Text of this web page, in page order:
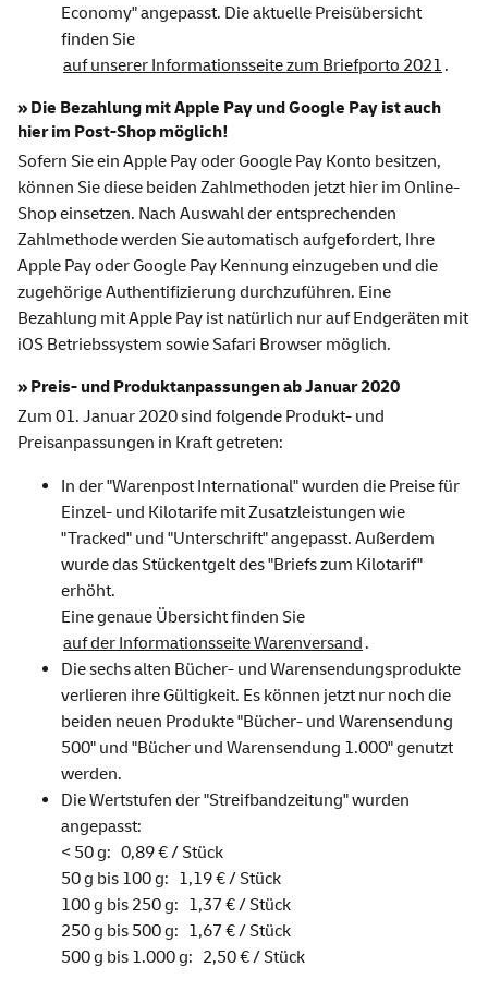
Economy" angepasst. Die aktuelle Preisübersicht
finden Sie
auf unserer Informationsseite zum Briefporto 2021 .
» Die Bezahlung mit Apple Pay und Google Pay ist auch
hier im Post-Shop möglich!
Sofern Sie ein Apple Pay oder Google Pay Konto besitzen,
können Sie diese beiden Zahlmethoden jetzt hier im Online-
Shop einsetzen. Nach Auswahl der entsprechenden
Zahlmethode werden Sie automatisch aufgefordert, Ihre
Apple Pay oder Google Pay Kennung einzugeben und die
zugehörige Authentifizierung durchzuführen. Eine
Bezahlung mit Apple Pay ist natürlich nur auf Endgeräten mit
iOS Betriebssystem sowie Safari Browser möglich.
» Preis- und Produktanpassungen ab Januar 2020
Zum 01. Januar 2020 sind folgende Produkt- und
Preisanpassungen in Kraft getreten:
In der "Warenpost International" wurden die Preise für
Einzel- und Kilotarife mit Zusatzleistungen wie
"Tracked" und "Unterschrift" angepasst. Außerdem
wurde das Stückentgelt des "Briefs zum Kilotarif"
erhöht.
Eine genaue Übersicht finden Sie
auf der Informationsseite Warenversand .
Die sechs alten Bücher- und Warensendungsprodukte
verlieren ihre Gültigkeit. Es können jetzt nur noch die
beiden neuen Produkte "Bücher- und Warensendung
500" und "Bücher und Warensendung 1.000" genutzt
werden.
Die Wertstufen der "Streifbandzeitung" wurden
angepasst:
< 50 g: 0,89 € / Stück
50 g bis 100 g: 1,19 € / Stück
100 g bis 250 g: 1,37 € / Stück
250 g bis 500 g: 1,67 € / Stück
500 g bis 1.000 g: 2,50 € / Stück